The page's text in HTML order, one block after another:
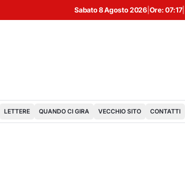
Sabato 8 Agosto 2026| Ore:07:17|
LETTERE QUANDO CI GIRA VECCHIO SITO CONTATTI